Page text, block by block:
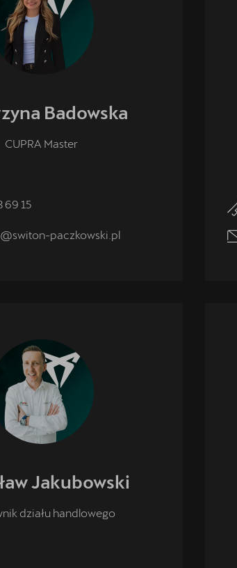
Badowska
CUPRA Master
69 15
paczkowski.pl
Jakubowski
działu handlowego